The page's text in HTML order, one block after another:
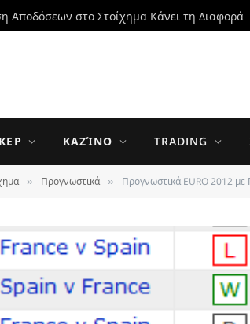
Αποδόσεων στο Στοίχημα Κάνει τη Διαφορά
ΚΑΖΊΝΟ TRADING
» Προγνωστικά » Προγνωστικά EURO 2012 με